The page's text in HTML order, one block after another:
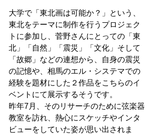
大学で「東北画は可能か？」という、
東北をテーマに制作を行うプロジェク
トに参加し、菅野さんにとっての「東
北」「自然」「震災」「文化」そして
「故郷」などの連想から、自身の震災
の記憶や、相馬のエル・システマでの
経験を題材にした２作品をこちらのイ
ベントにて展示するそうです。
昨年7月、そのリサーチのために弦楽器
教室を訪れ、熱心にスケッチやインタ
ビューをしていた姿が思い出されま